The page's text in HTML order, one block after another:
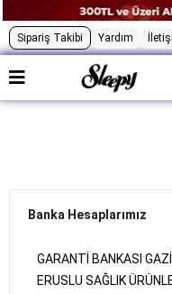
Sipariş Takibi Yardım
Menü
İade Koşulları
Banka Hesaplarımız
GARANTİ BANKASI
ERUSLU SAĞLIK